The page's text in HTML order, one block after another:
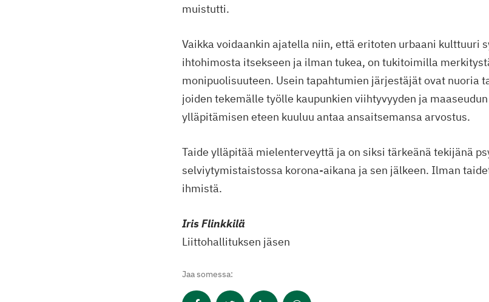
muistutti.
Vaikka voidaankin ajatella niin, että eritoten urbaani kulttuuri
ihtohimosta itsekseen ja ilman tukea, on tukitoimilla
monipuolisuuteen. Usein tapahtumien järjestäjät ovat nuoria
joiden tekemälle työlle kaupunkien viihtyvyyden ja
ylläpitämisen eteen kuuluu antaa ansaitsemansa arvostus.
Taide ylläpitää mielenterveyttä ja on siksi tärkeänä tekijänä
selviytymistaistossa korona-aikana ja sen jälkeen. Ilman
ihmistä.
Iris Flinkkilä
Liittohallituksen jäsen
Jaa somessa: